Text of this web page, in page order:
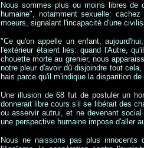
Nous sommes plus ou moins libres de
humaine", notamment sexuelle:
moeurs, signalant l'incapacité d'une
"Ce qu'on appelle un enfant,
l'extérieur étaient liés: quand l'Autre,
chouette morte au grenier, nous
notre pleur d'avoir dû disjoindre tout
hais parce qu'il m'indique la disparition
Une illusion de 68 fut de postuler un
donnerait libre cours s'il se libérait des
ou asservir autrui, et ne devenant
une perspective humaine impose d'aller
Nous ne naissons pas plus innocents